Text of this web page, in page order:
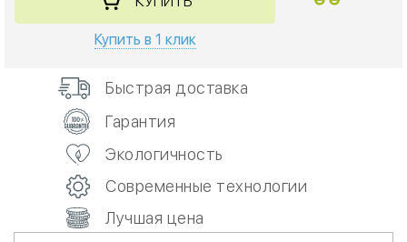
Купить в 1 клик
Быстрая доставка
Гарантия
Экологичность
Современные технологии
Лучшая цена